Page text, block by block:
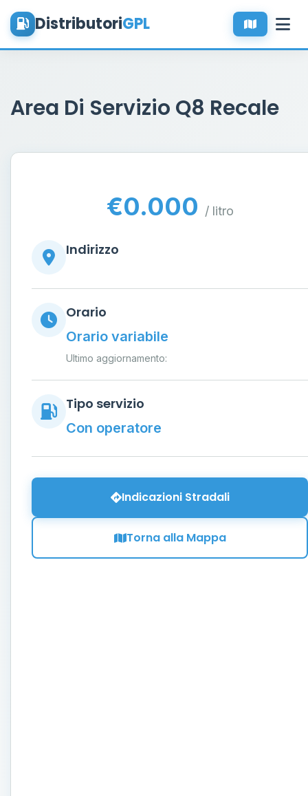
DistributoriGPL
Area Di Servizio Q8 Recale
€0.000 / litro
Indirizzo
Orario
Orario variabile
Ultimo aggiornamento:
Tipo servizio
Con operatore
Indicazioni Stradali
Torna alla Mappa